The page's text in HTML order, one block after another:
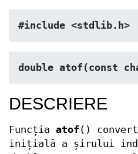
#include <stdlib.h>
double atof(const
DESCRIERE
Funcția atof ()
inițială a șirului